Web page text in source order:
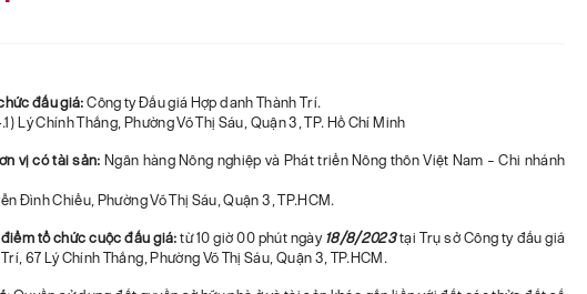
đấu giá:Công ty Đấu giá Hợp danh Thành Trí.
Lý Chính Thắng, Phường Võ Thị Sáu, Quận 3, TP. Hồ Chí Minh
vị có tài sản: Ngân hàng Nông nghiệp và Phát triển Nông thôn Việt Nam – Chi nhánh
Đình Chiểu, Phường Võ Thị Sáu, Quận 3, TP.HCM.
tổ chức cuộc đấu giá: từ 10 giờ 00 phút ngày 18/8/2023tại Trụ sở Công ty đấu giá
67 Lý Chính Thắng, Phường Võ Thị Sáu, Quận 3, TP.HCM.